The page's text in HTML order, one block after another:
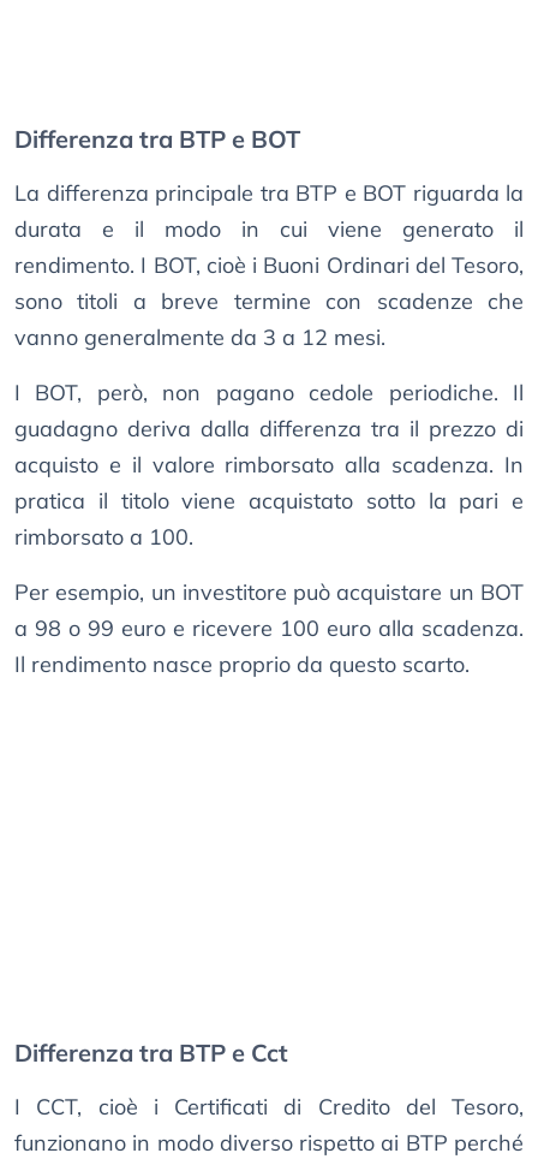
Differenza tra BTP e BOT
La differenza principale tra BTP e BOT riguarda la
durata e il modo in cui viene generato il
rendimento. I BOT, cioè i Buoni Ordinari del Tesoro,
sono titoli a breve termine con scadenze che
vanno generalmente da 3 a 12 mesi.
I BOT, però, non pagano cedole periodiche. Il
guadagno deriva dalla differenza tra il prezzo di
acquisto e il valore rimborsato alla scadenza. In
pratica il titolo viene acquistato sotto la pari e
rimborsato a 100.
Per esempio, un investitore può acquistare un BOT
a 98 o 99 euro e ricevere 100 euro alla scadenza.
Il rendimento nasce proprio da questo scarto.
Differenza tra BTP e Cct
I CCT, cioè i Certificati di Credito del Tesoro,
funzionano in modo diverso rispetto ai BTP perché